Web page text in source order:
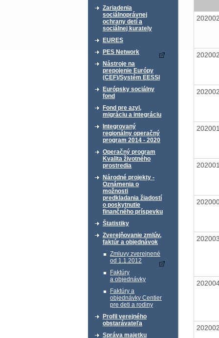
Zariadenia
sociálnoprávnej
ochrany detí a
sociálnej kurately
EURES
PES Network
Nástroje na
prepojenie Európy
(CEF)/Systém EESSI
Európsky sociálny
fond
Fond pre azyl,
migráciu a integráciu
Integrovaný
regionálny operačný
program 2014 - 2020
Operačný program
Kvalita životného
prostredia
Národné projekty -
Oznámenia o
možnosti
predkladania žiadostí
o poskytnutie
finančného príspevku
Štatistiky
Zverejňovanie zmlúv,
faktúr a objednávok
Zmluvy zverejnené
od 1.1.2012
Faktúry
a objednávky
Faktúry a
objednávky Centier
pre deti a rodiny
Profil verejného
obstarávateľa
Správa majetku